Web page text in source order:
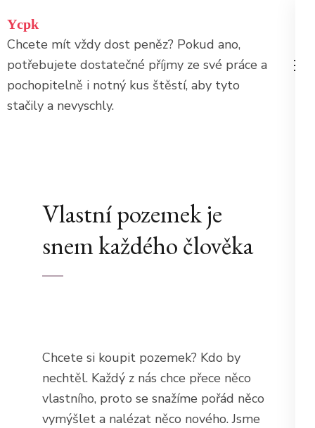
na
obsah
(stiskněte
Enter)
Ycpk
Chcete mít vždy dost peněz? Pokud ano,
potřebujete dostatečné příjmy ze své práce a
pochopitelně i notný kus štěstí, aby tyto
stačily a nevyschly.
Vlastní pozemek je
snem každého člověka
Chcete si koupit pozemek? Kdo by
nechtěl. Každý z nás chce přece něco
vlastního, proto se snažíme pořád něco
vymýšlet a nalézat něco nového. Jsme